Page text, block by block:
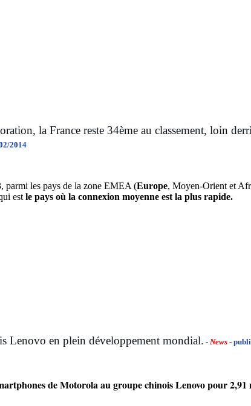
la France reste 34ème au classement, loin
2014
parmi les pays de la zone EMEA (Europe, Moyen-Orient et
est le pays où la connexion moyenne est la plus rapide.
Lenovo en plein développement mondial. - News -
de Motorola au groupe chinois Lenovo pour